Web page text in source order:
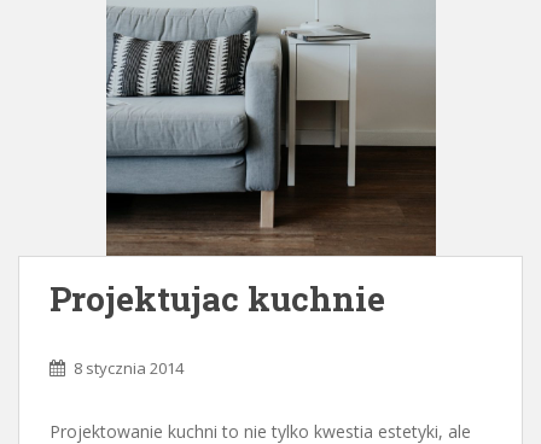
Projektujac kuchnie
8 stycznia 2014
Projektowanie kuchni to nie tylko kwestia estetyki, ale